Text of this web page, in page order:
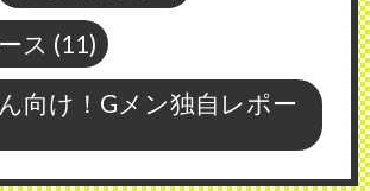
ス (11)
向け！Gメン独自レポー